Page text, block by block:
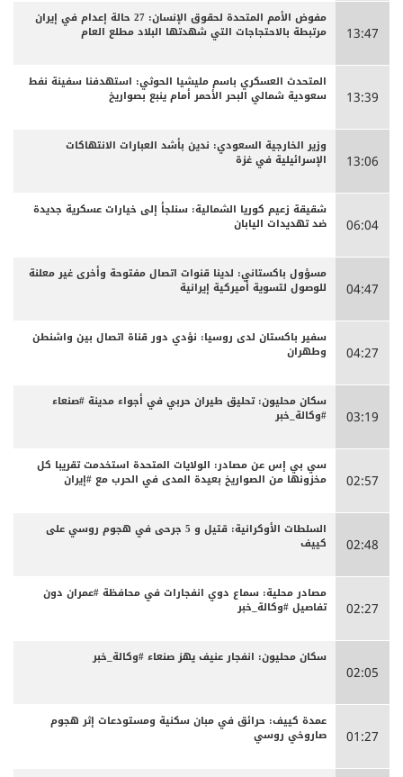
13:47
مفوض الأمم المتحدة لحقوق الإنسان: 27 حالة إعدام في إيران
مرتبطة بالاحتجاجات التي شهدتها البلاد مطلع العام
13:39
المتحدث العسكري باسم مليشيا الحوثي: استهدفنا سفينة نفط
سعودية شمالي البحر الأحمر أمام ينبع بصواريخ
13:06
وزير الخارجية السعودي: ندين بأشد العبارات الانتهاكات
الإسرائيلية في غزة
06:04
شقيقة زعيم كوريا الشمالية: سنلجأ إلى خيارات عسكرية جديدة
ضد تهديدات اليابان
04:47
مسؤول باكستاني: لدينا قنوات اتصال مفتوحة وأخرى غير معلنة
للوصول لتسوية أميركية إيرانية
04:27
سفير باكستان لدى روسيا: نؤدي دور قناة اتصال بين واشنطن
وطهران
03:19
سكان محليون: تحليق طيران حربي في أجواء مدينة #صنعاء
#وكالة_خبر
02:57
سي بي إس عن مصادر: الولايات المتحدة استخدمت تقريبا كل
مخزونها من الصواريخ بعيدة المدى في الحرب مع #إيران
02:48
السلطات الأوكرانية: قتيل و 5 جرحى في هجوم روسي على
كييف
02:27
مصادر محلية: سماع دوي انفجارات في محافظة #عمران دون
تفاصيل #وكالة_خبر
02:05
سكان محليون: انفجار عنيف يهز صنعاء #وكالة_خبر
01:27
عمدة كييف: حرائق في مبان سكنية ومستودعات إثر هجوم
صاروخي روسي